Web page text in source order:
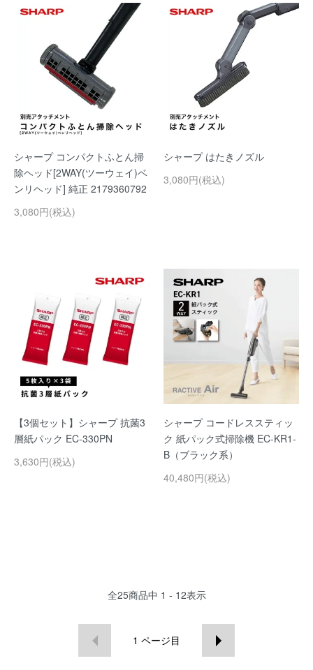
シャープ コンパクトふとん掃
除ヘッド[2WAY(ツーウェイ)ベ
ンリヘッド] 純正 2179360792
3,080円(税込)
シャープ はたきノズル
3,080円(税込)
【3個セット】シャープ 抗菌3
層紙パック EC-330PN
3,630円(税込)
シャープ コードレススティッ
ク 紙パック式掃除機 EC-KR1-
B（ブラック系）
40,480円(税込)
全25商品中 1 - 12表示
1 ページ目